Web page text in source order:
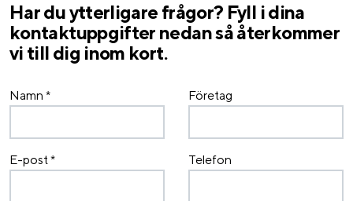
Har du ytterligare frågor? Fyll i dina
kontaktuppgifter nedan så återkommer
vi till dig inom kort.
Namn * Företag
E-post* Telefon